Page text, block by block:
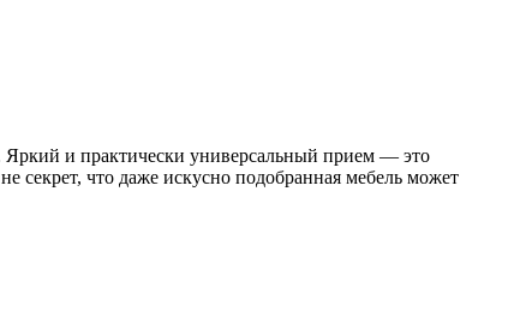
Яркий и практически универсальный прием — это
что даже искусно подобранная мебель может